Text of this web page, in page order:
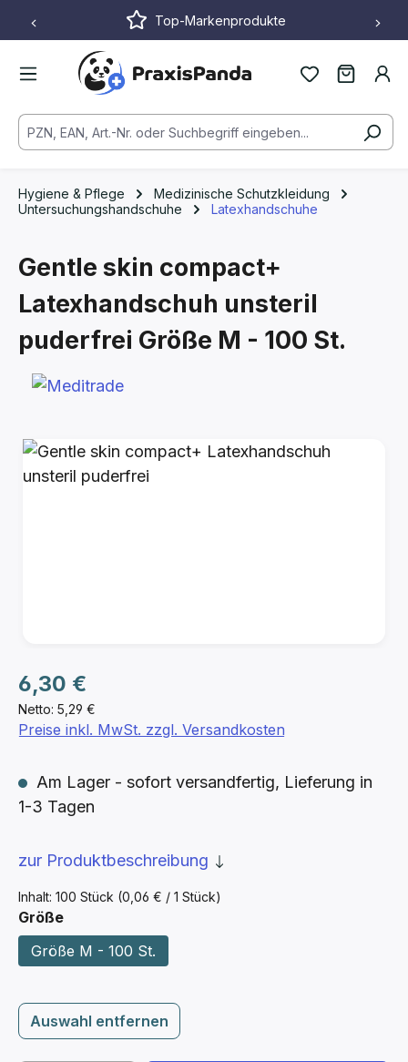
Zum Hauptinhalt springenTop-Markenprodukte
Hygiene & Pflege
Medizinische Schutzkleidung
Untersuchungshandschuhe
Latexhandschuhe
Gentle skin compact+
Latexhandschuh unsteril
puderfrei Größe M - 100 St.
Bildergalerie überspringen
Netto: 5,29 €
Regulärer Preis:
6,30 €
Inhalt: 100 Stück (0,06 € / 1 Stück)
Preise inkl. MwSt. zzgl. Versandkosten
Am Lager - sofort versandfertig, Lieferung in
1-3 Tagen
zur Produktbeschreibung
Größeauswählen
Größe M - 100 St.
Auswahl entfernen